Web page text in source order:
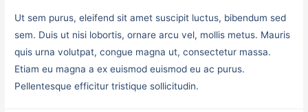
Ut sem purus, eleifend sit amet suscipit luctus, bibendum sed
sem. Duis ut nisi lobortis, ornare arcu vel, mollis metus. Mauris
quis urna volutpat, congue magna ut, consectetur massa.
Etiam eu magna a ex euismod euismod eu ac purus.
Pellentesque efficitur tristique sollicitudin.